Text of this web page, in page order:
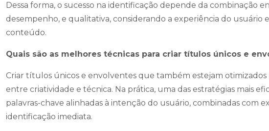
Dessa forma, o sucesso na identificação depende da combinação
desempenho, e qualitativa, considerando a experiência do
conteúdo.
Quais são as melhores técnicas para criar títulos únicos e
Criar títulos únicos e envolventes que também estejam
entre criatividade e técnica. Na prática, uma das estratégias mais
palavras-chave alinhadas à intenção do usuário, combinadas com
identificação imediata.